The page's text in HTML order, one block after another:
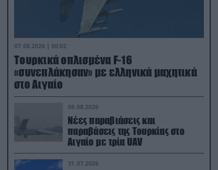
07.08.2026 | 00:02
Τουρκικά οπλισμένα F-16
«συνεπλάκησαν» με ελληνικά μαχητικά
στο Αιγαίο
06.08.2026
Νέες παραβιάσεις και
παραβάσεις της Τουρκίας στο
Αιγαίο με τρία UAV
31.07.2026